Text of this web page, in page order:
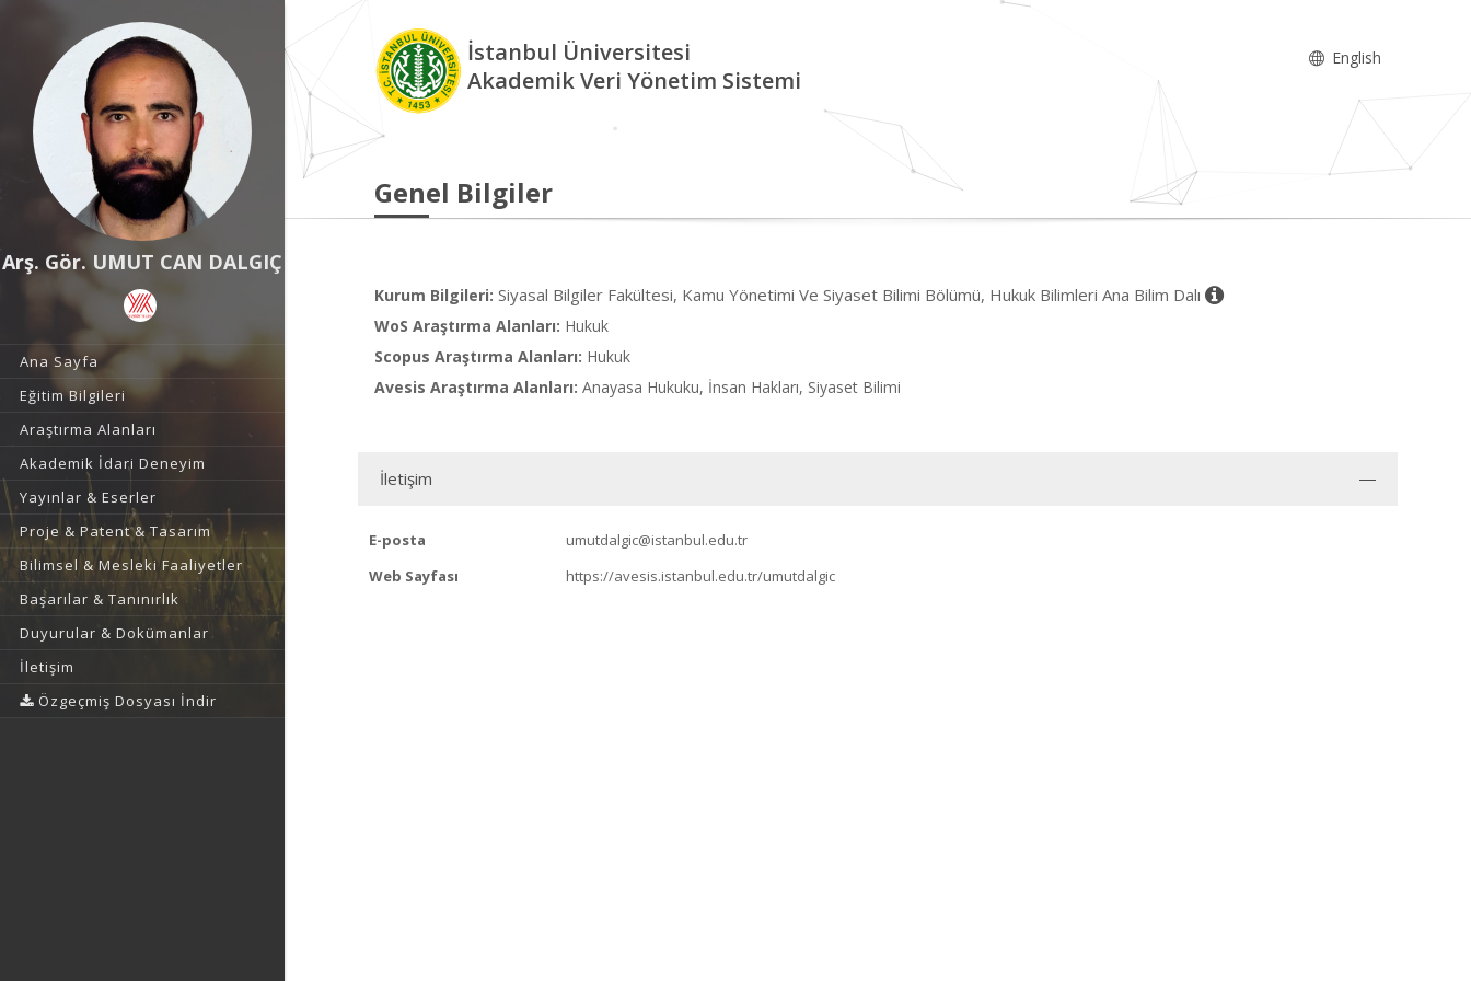
Arş. Gör. UMUT CAN DALGIÇ
Ana Sayfa
Eğitim Bilgileri
Araştırma Alanları
Akademik İdari Deneyim
Yayınlar & Eserler
Proje & Patent & Tasarım
Bilimsel & Mesleki Faaliyetler
Başarılar & Tanınırlık
Duyurular & Dokümanlar
İletişim
Özgeçmiş Dosyası İndir
İstanbul Üniversitesi
Akademik Veri Yönetim Sistemi
English
Genel Bilgiler
Kurum Bilgileri: Siyasal Bilgiler Fakültesi, Kamu Yönetimi Ve Siyaset Bilimi Bölümü, Hukuk Bilimleri Ana Bilim Dalı
WoS Araştırma Alanları: Hukuk
Scopus Araştırma Alanları: Hukuk
Avesis Araştırma Alanları: Anayasa Hukuku, İnsan Hakları, Siyaset Bilimi
İletişim
E-posta
umutdalgic@istanbul.edu.tr
Web Sayfası
https://avesis.istanbul.edu.tr/umutdalgic